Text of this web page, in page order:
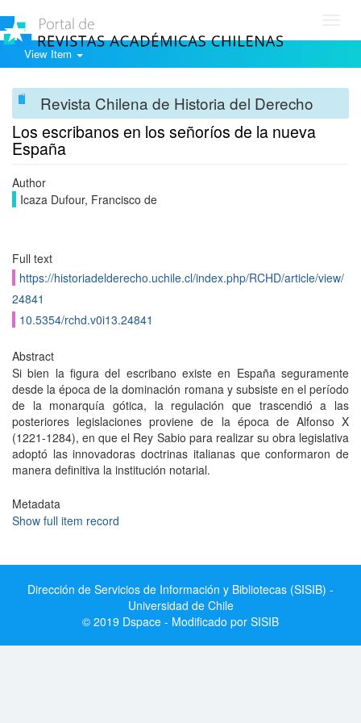
View Item
Revista Chilena de Historia del Derecho
Los escribanos en los señoríos de la nueva
España
Author
Icaza Dufour, Francisco de
Full text
https://historiadelderecho.uchile.cl/index.php/RCHD/article/view/
24841
10.5354/rchd.v0i13.24841
Abstract
Si bien la figura del escribano existe en España seguramente
desde la época de la dominación romana y subsiste en el período
de la monarquía gótica, la regulación que trascendió a las
posteriores legislaciones proviene de la época de Alfonso X
(1221-1284), en que el Rey Sabio para realizar su obra legislativa
adoptó las innovadoras doctrinas italianas que conformaron de
manera definitiva la institución notarial.
Metadata
Show full item record
Dirección de Servicios de Información y Bibliotecas (SISIB) -
Universidad de Chile
© 2019 Dspace - Modificado por SISIB